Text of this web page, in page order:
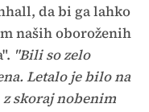
da bi ga lahko
naših oboroženih
"Bili so zelo
Letalo je bilo na
skoraj nobenim